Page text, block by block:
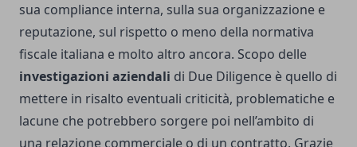
sua compliance interna, sulla sua organizzazione e
reputazione, sul rispetto o meno della normativa
fiscale italiana e molto altro ancora. Scopo delle
investigazioni aziendali di Due Diligence è quello di
mettere in risalto eventuali criticità, problematiche e
lacune che potrebbero sorgere poi nell’ambito di
una relazione commerciale o di un contratto. Grazie